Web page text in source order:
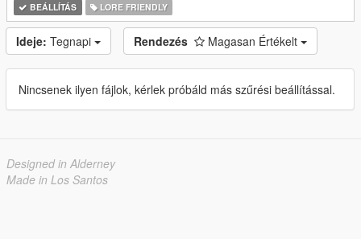
BEÁLLÍTÁS
LORE FRIENDLY
Ideje: Tegnapi Rendezés Magasan Értékelt
Nincsenek ilyen fájlok, kérlek próbáld más szűrési beállítással.
Designed in Alderney
Made in Los Santos